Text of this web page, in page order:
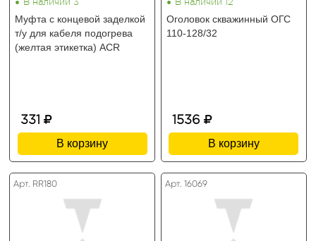
В наличии 3
Муфта с концевой заделкой
т/у для кабеля подогрева
(желтая этикетка) ACR
331
В корзину
В наличии 12
Оголовок скважинный ОГС
110-128/32
1536
В корзину
Арт. RR180 Арт. 16069